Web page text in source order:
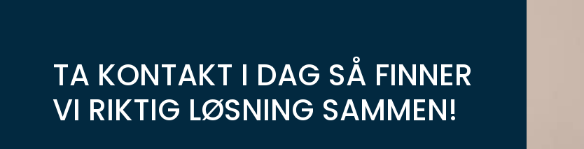
TA KONTAKT I DAG SÅ FINNER
VI RIKTIG LØSNING SAMMEN!